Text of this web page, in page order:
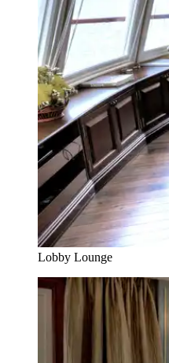
Lobby Lounge